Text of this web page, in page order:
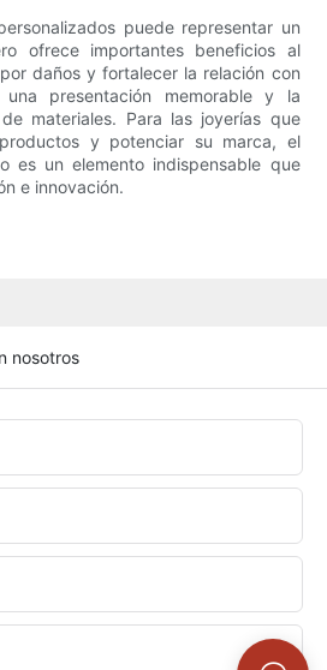
puede representar un
ofrece importantes beneficios al
daños y fortalecer la relación con
presentación memorable y la
materiales. Para las joyerías que
y potenciar su marca, el
es un elemento indispensable que
e innovación.
nosotros